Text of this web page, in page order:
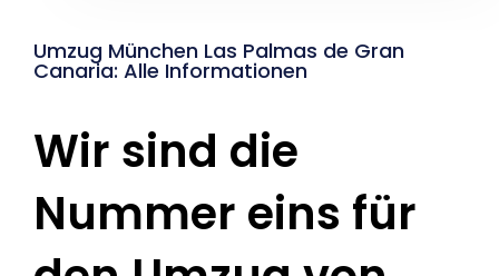
Umzug München Las Palmas de Gran
Canaria: Alle Informationen
Wir sind die
Nummer eins für